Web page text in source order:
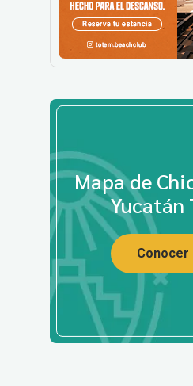
Mapa de
Yucatán
Conocer